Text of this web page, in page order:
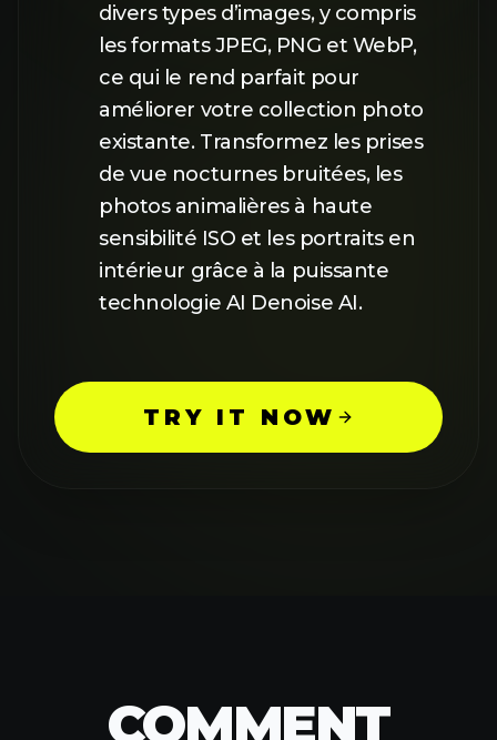
divers types d’images, y compris
les formats JPEG, PNG et WebP,
ce qui le rend parfait pour
améliorer votre collection photo
existante. Transformez les prises
de vue nocturnes bruitées, les
photos animalières à haute
sensibilité ISO et les portraits en
intérieur grâce à la puissante
technologie AI Denoise AI.
TRY IT NOW
COMMENT